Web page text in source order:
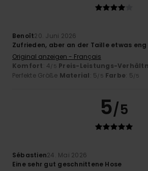
Benoît20. Juni 2026
Zufrieden, aber an der Taille etwas eng
Original anzeigen - Français
Komfort: 4/5 Preis-Leistungs-
Perfekte Größe Material: 5/5 Farbe: 5/5
5/5
Sébastien24. Mai 2026
Eine sehr gut geschnittene Hose